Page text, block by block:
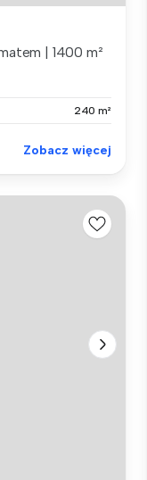
| 1400 m²
240 m²
Zobacz więcej